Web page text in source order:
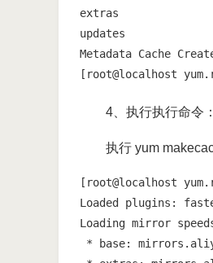
extras
updates
Metadata Cache
[root@localhost
4、执行执行命令
执行 yum
[root@localhost
Loaded plugins:
Loading mirror
* base: